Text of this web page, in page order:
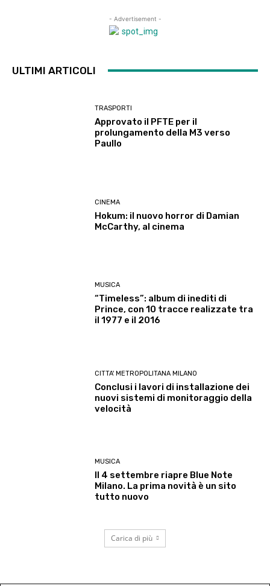
- Advertisement -
ULTIMI ARTICOLI
TRASPORTI
Approvato il PFTE per il
prolungamento della M3 verso
Paullo
CINEMA
Hokum: il nuovo horror di Damian
McCarthy, al cinema
MUSICA
“Timeless”: album di inediti di
Prince, con 10 tracce realizzate tra
il 1977 e il 2016
CITTA' METROPOLITANA MILANO
Conclusi i lavori di installazione dei
nuovi sistemi di monitoraggio della
velocità
MUSICA
Il 4 settembre riapre Blue Note
Milano. La prima novità è un sito
tutto nuovo
Carica di più